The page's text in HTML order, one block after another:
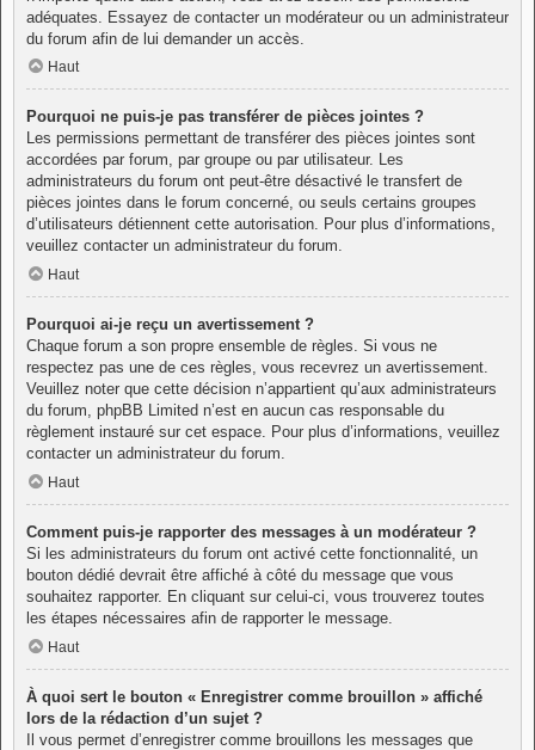
adéquates. Essayez de contacter un modérateur ou un administrateur
du forum afin de lui demander un accès.
Haut
Pourquoi ne puis-je pas transférer de pièces jointes ?
Les permissions permettant de transférer des pièces jointes sont
accordées par forum, par groupe ou par utilisateur. Les
administrateurs du forum ont peut-être désactivé le transfert de
pièces jointes dans le forum concerné, ou seuls certains groupes
d’utilisateurs détiennent cette autorisation. Pour plus d’informations,
veuillez contacter un administrateur du forum.
Haut
Pourquoi ai-je reçu un avertissement ?
Chaque forum a son propre ensemble de règles. Si vous ne
respectez pas une de ces règles, vous recevrez un avertissement.
Veuillez noter que cette décision n’appartient qu’aux administrateurs
du forum, phpBB Limited n’est en aucun cas responsable du
règlement instauré sur cet espace. Pour plus d’informations, veuillez
contacter un administrateur du forum.
Haut
Comment puis-je rapporter des messages à un modérateur ?
Si les administrateurs du forum ont activé cette fonctionnalité, un
bouton dédié devrait être affiché à côté du message que vous
souhaitez rapporter. En cliquant sur celui-ci, vous trouverez toutes
les étapes nécessaires afin de rapporter le message.
Haut
À quoi sert le bouton « Enregistrer comme brouillon » affiché
lors de la rédaction d’un sujet ?
Il vous permet d’enregistrer comme brouillons les messages que